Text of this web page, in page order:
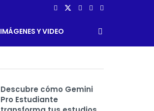
IMÁGENES Y VIDEO
Descubre cómo Gemini
Pro Estudiante